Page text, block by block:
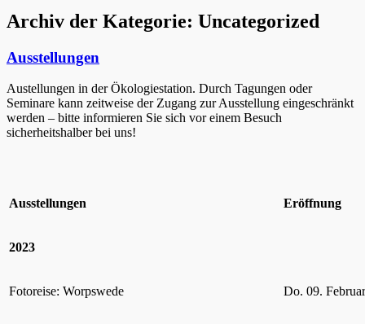
Archiv der Kategorie: Uncategorized
Ausstellungen
Austellungen in der Ökologiestation. Durch Tagungen oder
Seminare kann zeitweise der Zugang zur Ausstellung eingeschränkt
werden – bitte informieren Sie sich vor einem Besuch
sicherheitshalber bei uns!
Ausstellungen Eröffnung
2023
Fotoreise: Worpswede Do. 09.